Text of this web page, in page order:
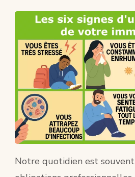
Notre quotidien est souvent